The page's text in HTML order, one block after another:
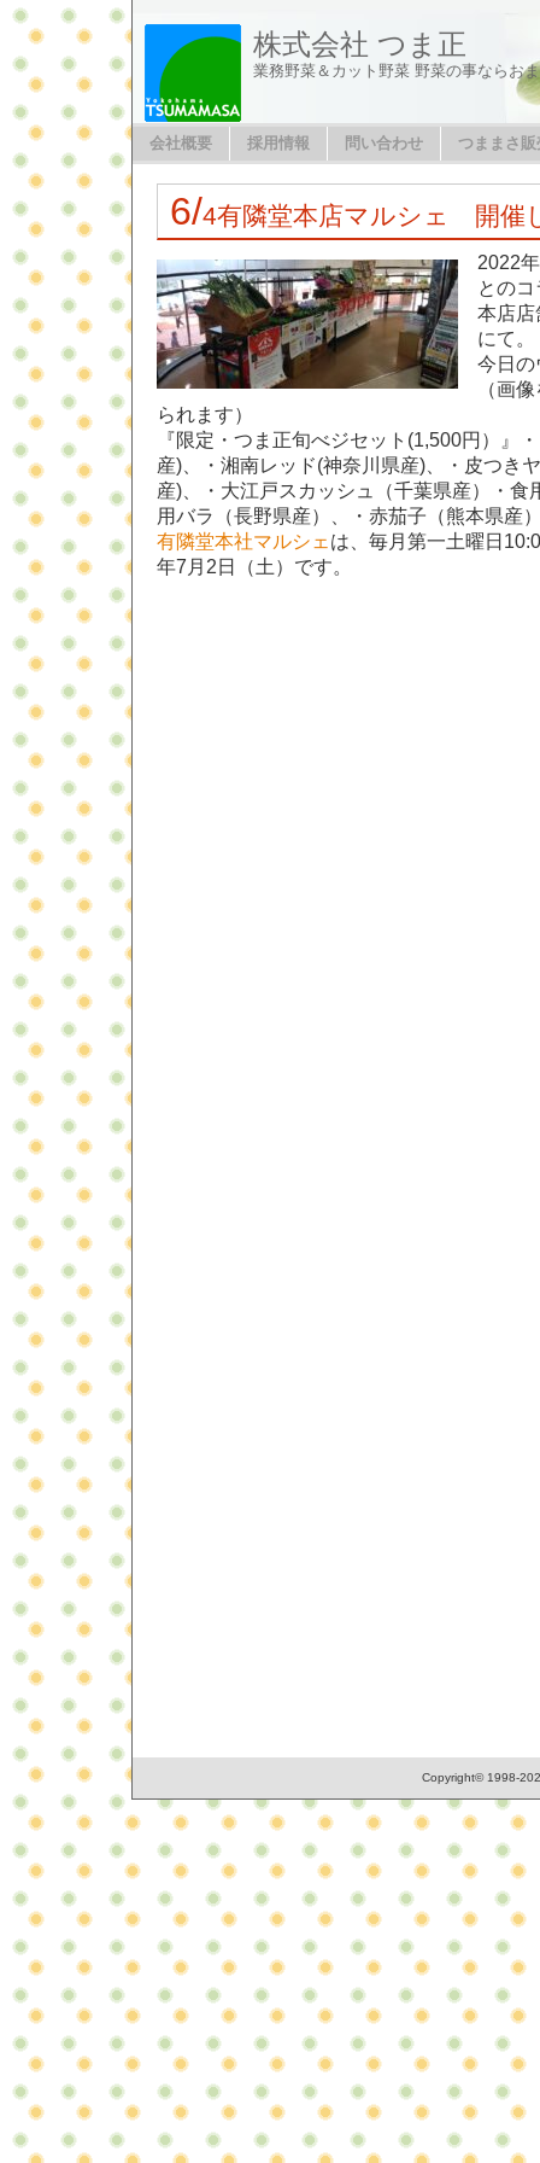
株式会社 つま正
業務野菜＆カット野菜 野菜の事ならお
会社概要 採用情報 問い合わせ つままさ
6/4有隣堂本店マルシェ 開催
2022
との
本店店
にて。
今日の
（画
られます）
『限定・つま正旬べジセット(1,500円）』
産)、・湘南レッド(神奈川県産)、・皮つき
産)、・大江戸スカッシュ（千葉県産）・食
用バラ（長野県産）、・赤茄子（熊本県産
有隣堂本社マルシェ は、毎月第一土曜日
年7月2日（土）です。
Copyright© 1998-